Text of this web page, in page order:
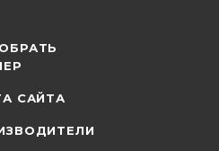
САЙТА